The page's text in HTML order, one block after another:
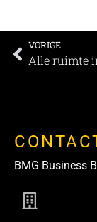
VORIGE
BMG Business